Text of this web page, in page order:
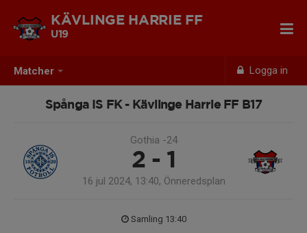
Matcher Logga in
KÄVLINGE HARRIE FF
U19
Spånga IS FK - Kävlinge Harrie FF B17
Gothia -24
2 - 1
16 jul 2024, 13:40, Önneredsplan
Samling 13:40